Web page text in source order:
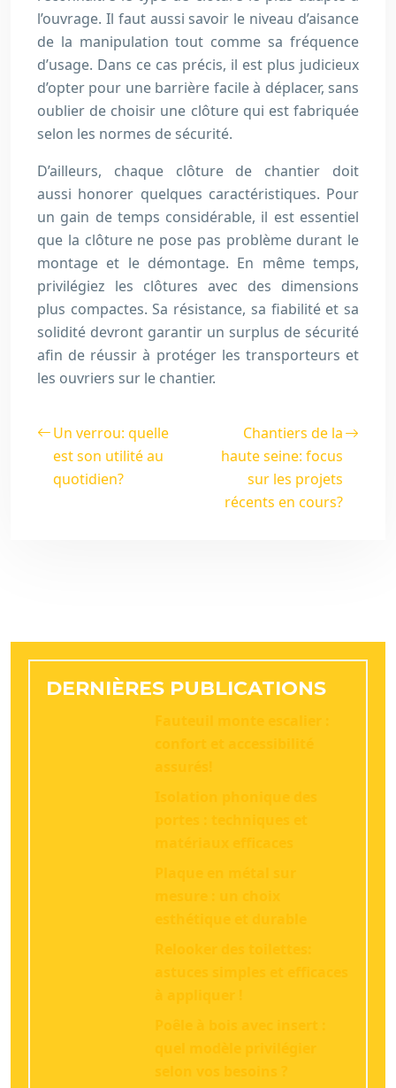
l’ouvrage. Il faut aussi savoir le niveau d’aisance
de la manipulation tout comme sa fréquence
d’usage. Dans ce cas précis, il est plus judicieux
d’opter pour une barrière facile à déplacer, sans
oublier de choisir une clôture qui est fabriquée
selon les normes de sécurité.
D’ailleurs, chaque clôture de chantier doit
aussi honorer quelques caractéristiques. Pour
un gain de temps considérable, il est essentiel
que la clôture ne pose pas problème durant le
montage et le démontage. En même temps,
privilégiez les clôtures avec des dimensions
plus compactes. Sa résistance, sa fiabilité et sa
solidité devront garantir un surplus de sécurité
afin de réussir à protéger les transporteurs et
les ouvriers sur le chantier.
Un verrou: quelle
est son utilité au
quotidien?
Chantiers de la
haute seine: focus
sur les projets
récents en cours?
DERNIÈRES PUBLICATIONS
Fauteuil monte escalier :
confort et accessibilité
assurés!
Isolation phonique des
portes : techniques et
matériaux efficaces
Plaque en métal sur
mesure : un choix
esthétique et durable
Relooker des toilettes:
astuces simples et efficaces
à appliquer !
Poêle à bois avec insert :
quel modèle privilégier
selon vos besoins ?